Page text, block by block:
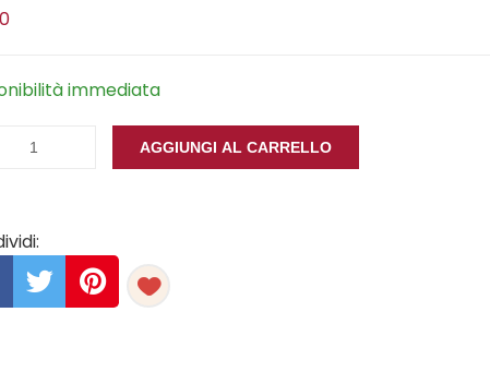
immediata
AGGIUNGI AL CARRELLO